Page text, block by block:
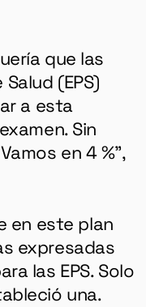
que las
(EPS)
a esta
Sin
en 4 %”,
en este plan
expresadas
las EPS. Solo
una.